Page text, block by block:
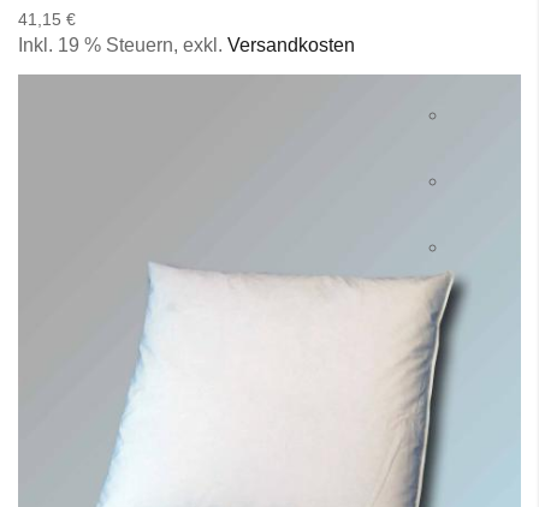
41,15 €
Inkl. 19 % Steuern, exkl. Versandkosten